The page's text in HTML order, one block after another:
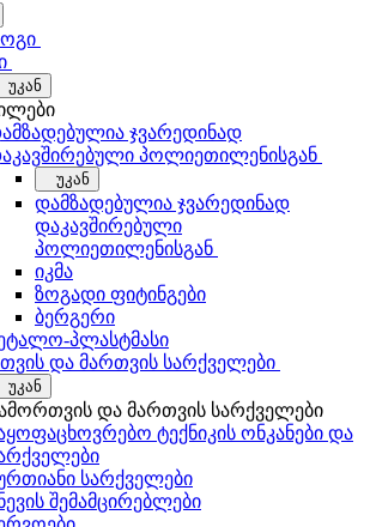
უკან
ჯვარედინად
პოლიეთილენისგან
უკან
დამზადებულია ჯვარედინად
დაკავშირებული
პოლიეთილენისგან
იკმა
ზოგადი ფიტინგები
ბერგერი
პლასტმასი
და მართვის სარქველები
უკან
და მართვის სარქველები
ტექნიკის ონკანები და
სარქველები
შემამცირებლები